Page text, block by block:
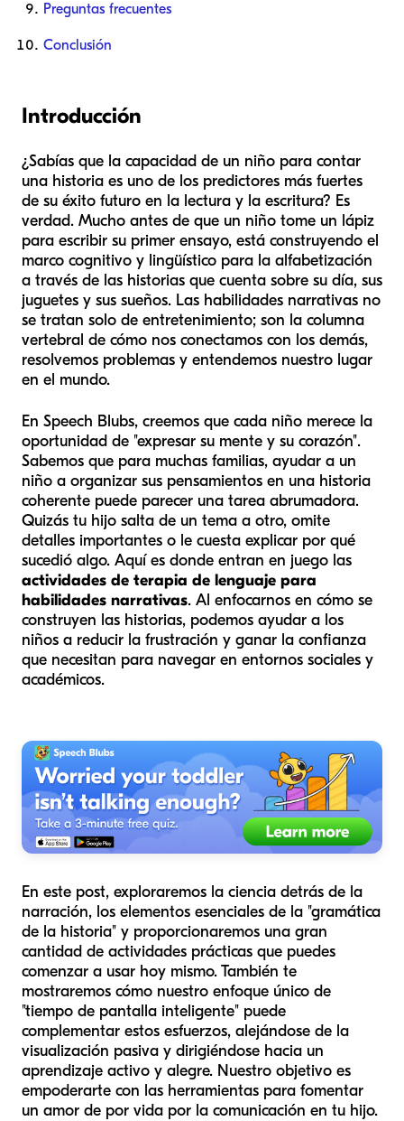
Preguntas frecuentes
Conclusión
Introducción
¿Sabías que la capacidad de un niño para contar
una historia es uno de los predictores más fuertes
de su éxito futuro en la lectura y la escritura? Es
verdad. Mucho antes de que un niño tome un lápiz
para escribir su primer ensayo, está construyendo el
marco cognitivo y lingüístico para la alfabetización
a través de las historias que cuenta sobre su día, sus
juguetes y sus sueños. Las habilidades narrativas no
se tratan solo de entretenimiento; son la columna
vertebral de cómo nos conectamos con los demás,
resolvemos problemas y entendemos nuestro lugar
en el mundo.
En Speech Blubs, creemos que cada niño merece la
oportunidad de "expresar su mente y su corazón".
Sabemos que para muchas familias, ayudar a un
niño a organizar sus pensamientos en una historia
coherente puede parecer una tarea abrumadora.
Quizás tu hijo salta de un tema a otro, omite
detalles importantes o le cuesta explicar por qué
sucedió algo. Aquí es donde entran en juego las
actividades de terapia de lenguaje para
habilidades narrativas. Al enfocarnos en cómo se
construyen las historias, podemos ayudar a los
niños a reducir la frustración y ganar la confianza
que necesitan para navegar en entornos sociales y
académicos.
En este post, exploraremos la ciencia detrás de la
narración, los elementos esenciales de la "gramática
de la historia" y proporcionaremos una gran
cantidad de actividades prácticas que puedes
comenzar a usar hoy mismo. También te
mostraremos cómo nuestro enfoque único de
"tiempo de pantalla inteligente" puede
complementar estos esfuerzos, alejándose de la
visualización pasiva y dirigiéndose hacia un
aprendizaje activo y alegre. Nuestro objetivo es
empoderarte con las herramientas para fomentar
un amor de por vida por la comunicación en tu hijo.